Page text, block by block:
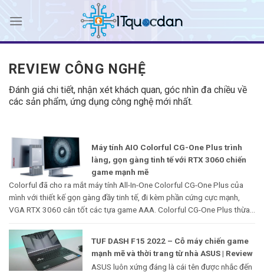
REVIEW CÔNG NGHỆ
Đánh giá chi tiết, nhận xét khách quan, góc nhìn đa chiều về
các sản phẩm, ứng dụng công nghệ mới nhất.
Máy tính AIO Colorful CG-One Plus trình
làng, gọn gàng tinh tế với RTX 3060 chiến
game mạnh mẽ
Colorful đã cho ra mắt máy tính All-In-One Colorful CG-One Plus của
mình với thiết kế gọn gàng đầy tinh tế, đi kèm phần cứng cực mạnh,
VGA RTX 3060 cân tốt các tựa game AAA. Colorful CG-One Plus thừa...
TUF DASH F15 2022 – Cỗ máy chiến game
mạnh mẽ và thời trang từ nhà ASUS | Review
ASUS luôn xứng đáng là cái tên được nhắc đến